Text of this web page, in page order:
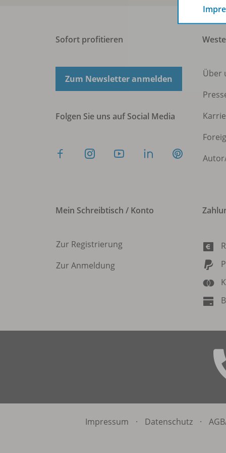
Sofort profitieren
Zum Newsletter anmelden
Folgen Sie uns auf Social Media
Über
Mein Schreibtisch / Konto
Zur Registrierung
Zur Anmeldung
Impressum · Datenschutz ·